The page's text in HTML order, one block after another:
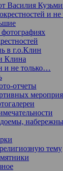
Василия
и
в г.о.Клин
Клина
и не только…
отчеты
тему